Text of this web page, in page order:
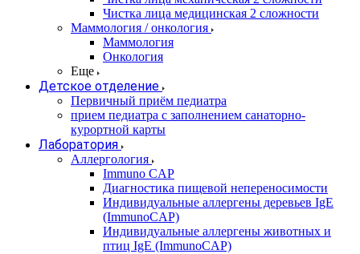
Чистка лица медицинская 2 сложности
Маммология / онкология
Маммология
Онкология
Еще
Детское отделение
Первичный приём педиатра
прием педиатра с заполнением санаторно-
курортной карты
Лаборатория
Аллергология
Immuno CAP
Диагностика пищевой непереносимости
Индивидуальные аллергены деревьев IgE
(ImmunoCAP)
Индивидуальные аллергены животных и
птиц IgE (ImmunoCAP)